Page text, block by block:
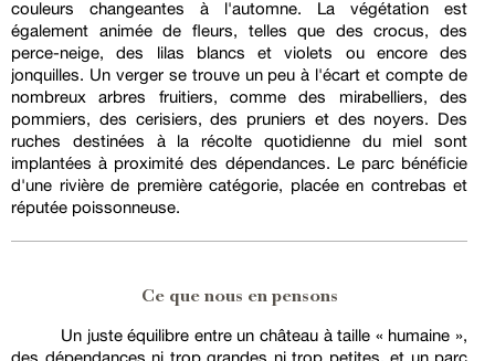
couleurs changeantes à l'automne. La végétation est
également animée de fleurs, telles que des crocus, des
perce-neige, des lilas blancs et violets ou encore des
jonquilles. Un verger se trouve un peu à l'écart et compte de
nombreux arbres fruitiers, comme des mirabelliers, des
pommiers, des cerisiers, des pruniers et des noyers. Des
ruches destinées à la récolte quotidienne du miel sont
implantées à proximité des dépendances. Le parc bénéficie
d'une rivière de première catégorie, placée en contrebas et
réputée poissonneuse.
Ce que nous en pensons
Un juste équilibre entre un château à taille « humaine »,